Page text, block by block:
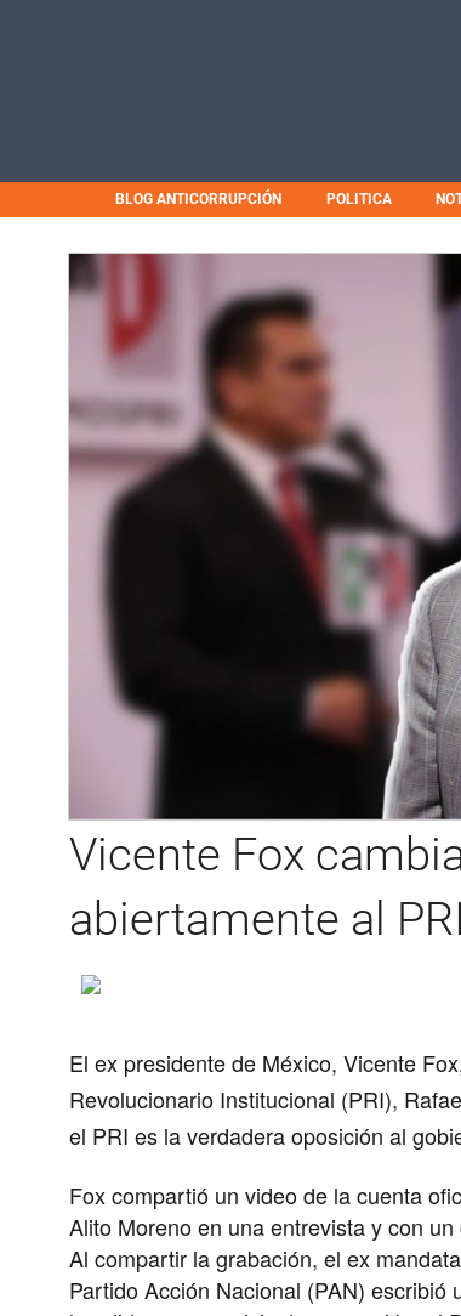
BLOG ANTICORRUPCIÓN POLITICA
Vicente Fox
abiertamente al
El ex presidente de México, Vicente
Revolucionario Institucional (PRI),
el PRI es la verdadera oposición al
Fox compartió un video de la cuenta
Alito Moreno en una entrevista y con
Al compartir la grabación, el ex
Partido Acción Nacional (PAN)